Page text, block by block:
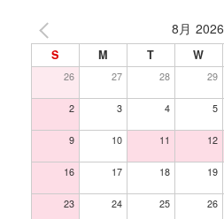
8月 2026
S M T W
26 27 28 29
2 3 4 5
9 10 11 12
16 17 18 19
23 24 25 26